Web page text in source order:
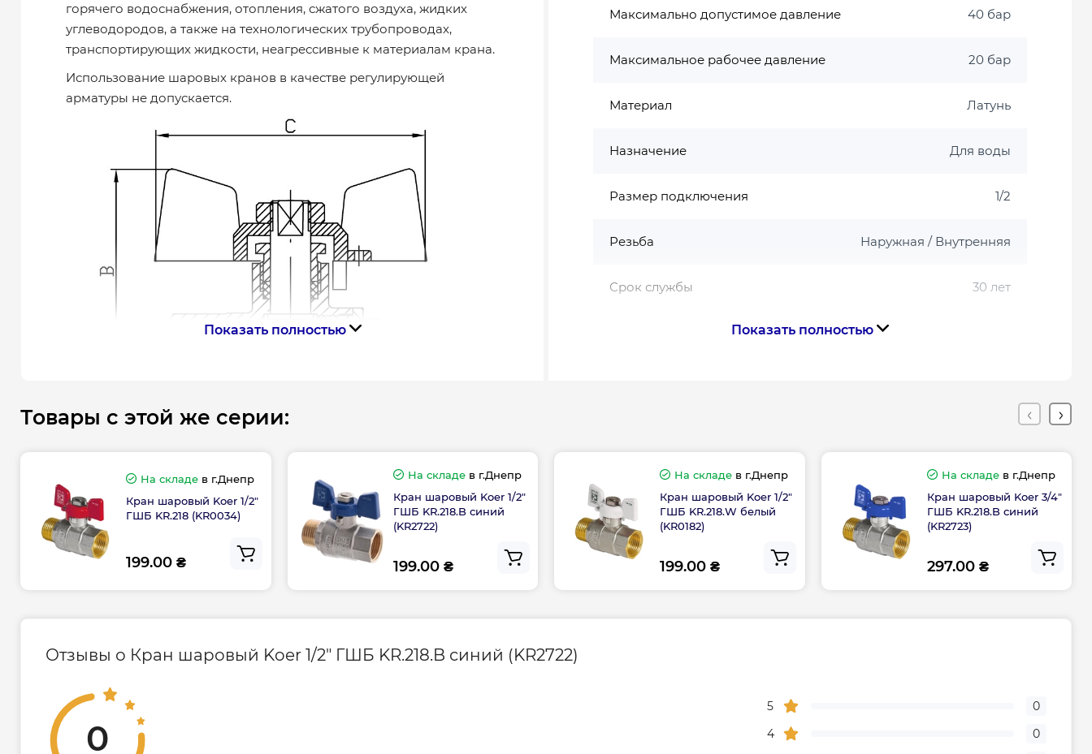
горячего водоснабжения, отопления, сжатого воздуха, жидких
углеводородов, а также на технологических трубопроводах,
транспортирующих жидкости, неагрессивные к материалам крана.
Использование шаровых кранов в качестве регулирующей
арматуры не допускается.
Размеры, G 1/2” 3/4”
63,5 75,5
Рабочее давление (PN), бар
Максимальное давление (PN), бар
Показать полностью
Максимально допустимое давление 40 бар
Максимальное рабочее давление 20 бар
Материал Латунь
Назначение Для воды
Размер подключения 1/2
Резьба Наружная / Внутренняя
Срок службы 30 лет
Гарантия
Гарантия производителя, мес
Контакты сервисного
центра
0-800-301-755; +38 (067) 490-06-
55
Показать полностью
Товары с этой же серии:
На складе в г.Днепр
Кран шаровый Koer 1/2"
ГШБ KR.218 (KR0034)
199.00 ₴
На складев г.Днепр
Кран шаровый Koer 1/2"
ГШБ KR.218.B синий
(KR2722)
199.00 ₴
На складе в г.Днепр
Кран шаровый Koer 1/2"
ГШБ KR.218.W белый
(KR0182)
199.00 ₴
На складев г.Днепр
Кран шаровый Koer 3/4"
ГШБ KR.218.B синий
(KR2723)
297.00 ₴
Отзывы о Кран шаровый Koer 1/2" ГШБ KR.218.B синий (KR2722)
0
5
0
4
0